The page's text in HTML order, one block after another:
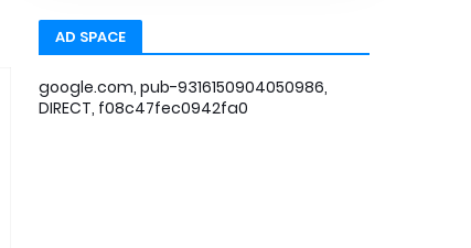
AD SPACE
google.com, pub-9316150904050986,
DIRECT, f08c47fec0942fa0